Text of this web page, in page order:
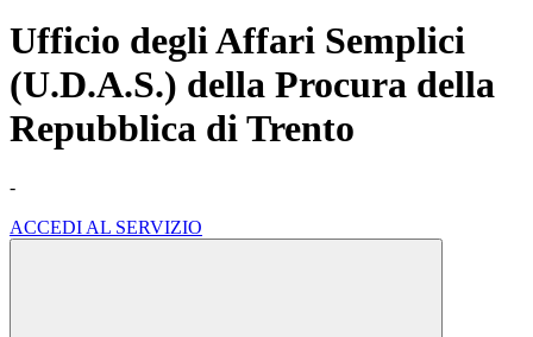
Ufficio degli Affari Semplici
(U.D.A.S.) della Procura della
Repubblica di Trento
-
ACCEDI AL SERVIZIO